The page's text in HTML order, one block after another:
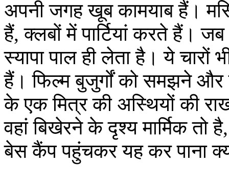
अपनी जगह खूब कामयाब हैं।
हैं, क्लबों में पार्टियां करते हैं।
स्यापा पाल ही लेता है। ये चारों
हैं। फिल्म बुजुर्गों को समझने और
के एक मित्र की अस्थियों की
वहां बिखेरने के दृश्य मार्मिक तो
बेस कैंप पहुंचकर यह कर पाना